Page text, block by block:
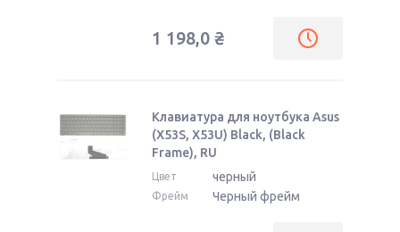
1 198,0 ₴
Клавиатура для ноутбука Asus
(X53S, X53U) Black, (Black
Frame), RU
Цвет черный
Фрейм Черный фрейм